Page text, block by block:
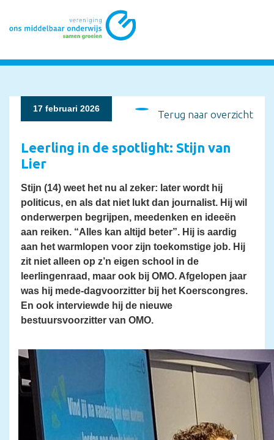
17 februari 2026 Terug naar overzicht
Leerling in de spotlight: Stijn van
Lier
Stijn (14) weet het nu al zeker: later wordt hij
politicus, en als dat niet lukt dan journalist. Hij wil
onderwerpen begrijpen, meedenken en ideeën
aan reiken. “Alles kan altijd beter”. Hij is aardig
aan het warmlopen voor zijn toekomstige job. Hij
zit niet alleen op z’n eigen school in de
leerlingenraad, maar ook bij OMO. Afgelopen jaar
was hij mede-dagvoorzitter bij het Koerscongres.
En ook interviewde hij de nieuwe
bestuursvoorzitter van OMO.